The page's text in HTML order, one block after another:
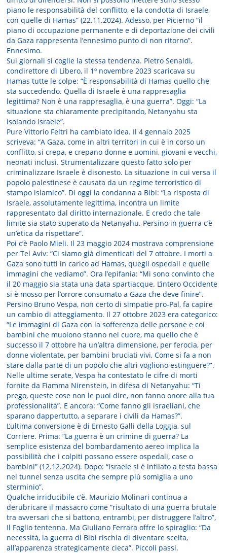
piano le responsabilità del conflitto, e la condotta di Israele,
con quelle di Hamas” (22.11.2024). Adesso, per Picierno “il
piano di occupazione permanente e di deportazione dei civili
da Gaza rappresenta l’ennesimo punto di non ritorno”.
Ennesimo.
Sui giornali si coglie la stessa tendenza. Pietro Senaldi,
condirettore di Libero, il 1º novembre 2023 scaricava su
Hamas tutte le colpe: “È responsabilità di Hamas quello che
sta succedendo. Quella di Israele è una rappresaglia
legittima? Non è una rappresaglia, è una guerra”. Oggi: “La
situazione sta chiaramente precipitando, Netanyahu sta
isolando Israele”.
Pure Vittorio Feltri ha cambiato idea. Il 4 gennaio 2025
scriveva: “A Gaza, come in altri territori in cui è in corso un
conflitto, si crepa, e crepano donne e uomini, giovani e vecchi,
neonati inclusi. Strumentalizzare questo fatto solo per
criminalizzare Israele è disonesto. La situazione in cui versa il
popolo palestinese è causata da un regime terroristico di
stampo islamico”. Di oggi la condanna a Bibi: “La risposta di
Israele, assolutamente legittima, incontra un limite
rappresentato dal diritto internazionale. E credo che tale
limite sia stato superato da Netanyahu. Persino in guerra c’è
un’etica da rispettare”.
Poi c’è Paolo Mieli. Il 23 maggio 2024 mostrava comprensione
per Tel Aviv: “Ci siamo già dimenticati del 7 ottobre. I morti a
Gaza sono tutti in carico ad Hamas, quegli ospedali e quelle
immagini che vediamo”. Ora l’epifania: “Mi sono convinto che
il 20 maggio sia stata una data spartiacque. L’intero Occidente
si è mosso per l’orrore consumato a Gaza che deve finire”.
Persino Bruno Vespa, non certo di simpatie pro-Pal, fa capire
un cambio di atteggiamento. Il 27 ottobre 2023 era categorico:
“Le immagini di Gaza con la sofferenza delle persone e coi
bambini che muoiono stanno nel cuore, ma quello che è
successo il 7 ottobre ha un’altra dimensione, per ferocia, per
donne violentate, per bambini bruciati vivi, Come si fa a non
stare dalla parte di un popolo che altri vogliono estinguere?”.
Nelle ultime serate, Vespa ha contestato le cifre di morti
fornite da Fiamma Nirenstein, in difesa di Netanyahu: “Ti
prego, queste cose non le puoi dire, non fanno onore alla tua
professionalità”. E ancora: “Come fanno gli israeliani, che
sparano dappertutto, a separare i civili da Hamas?”.
L’ultima conversione è di Ernesto Galli della Loggia, sul
Corriere. Prima: “La guerra è un crimine di guerra? La
semplice esistenza del bombardamento aereo implica la
possibilità che i colpiti possano essere ospedali, case o
bambini” (12.12.2024). Dopo: “Israele si è infilato a testa bassa
nel tunnel senza uscita che sempre più somiglia a uno
sterminio”.
Qualche irriducibile c’è. Maurizio Molinari continua a
derubricare il massacro come “risultato di una guerra brutale
tra avversari che si battono, entrambi, per distruggere l’altro”,
Il Foglio tentenna. Ma Giuliano Ferrara offre lo spiraglio: “Da
necessità, la guerra di Bibi rischia di diventare scelta,
all’apparenza strategicamente cieca”. Piccoli passi.